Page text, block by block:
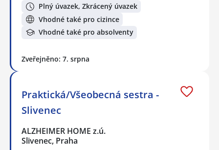
Plný úvazek, Zkrácený úvazek
Vhodné také pro cizince
Vhodné také pro absolventy
Zveřejněno: 7. srpna
Praktická/Všeobecná sestra -
Slivenec
ALZHEIMER HOME z.ú.
Slivenec, Praha